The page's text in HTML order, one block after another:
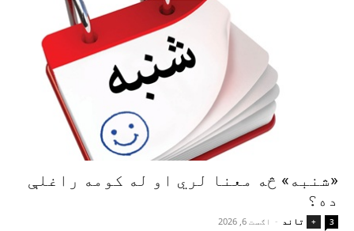
«شنبه» څه معنا لري او له کومه راغلې
ده؟
+ تاند - اګست 6, 2026 3